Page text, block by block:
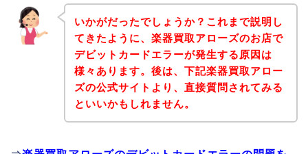
いかがだったでしょうか？これまで説明し
てきたように、楽器買取アローズのお店で
デビットカードエラーが発生する原因は
様々あります。後は、下記楽器買取アロー
ズの公式サイトより、直接質問されてみる
といいかもしれません。